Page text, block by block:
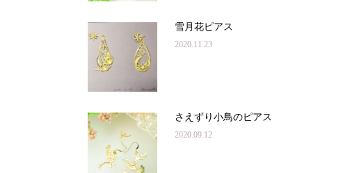
雪月花ピアス
2020.11.23
さえずり小鳥のピアス
2020.09.12